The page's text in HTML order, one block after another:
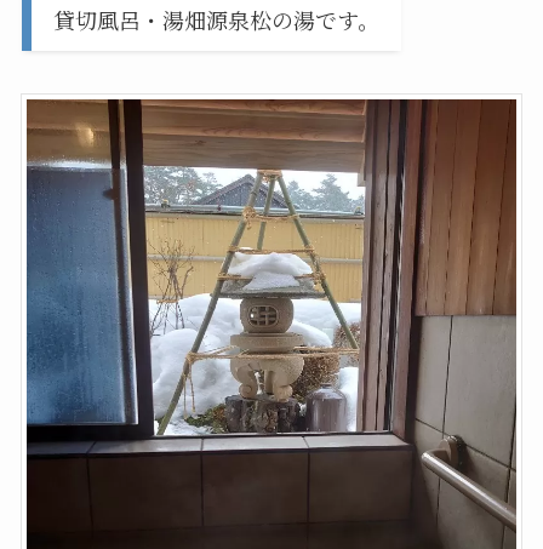
貸切風呂・湯畑源泉松の湯です。